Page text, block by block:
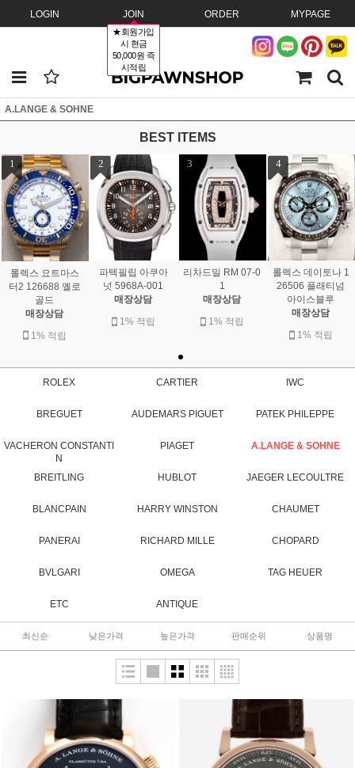
LOGIN JOIN
★회원가입
시 현금
50,000원 즉
시적립
ORDER MYPAGE
A.LANGE & SOHNE
BEST ITEMS
1
롤렉스 요트마스
터2 126688 옐로
골드
매장상담
1% 적립
2
파텍필립 아쿠아
넛 5968A-001
매장상담
1% 적립
3
리차드밀 RM 07-0
1
매장상담
1% 적립
4
롤렉스 데이토나 1
26506 플래티넘
아이스블루
매장상담
1% 적립
ROLEX CARTIER IWC
BREGUET AUDEMARS PIGUET PATEK PHILEPPE
VACHERON CONSTANTI
N
PIAGET A.LANGE & SOHNE
BREITLING HUBLOT JAEGER LECOULTRE
BLANCPAIN HARRY WINSTON CHAUMET
PANERAI RICHARD MILLE CHOPARD
BVLGARI OMEGA TAG HEUER
ETC ANTIQUE
최신순 낮은가격 높은가격 판매순위 상품명